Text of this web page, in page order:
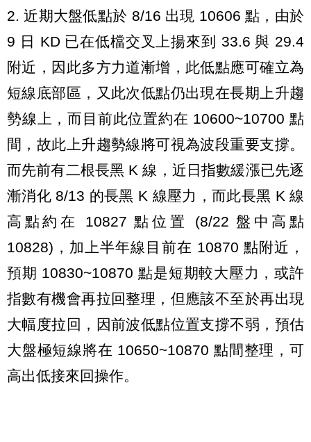
2. 近期大盤低點於 8/16 出現 10606 點，由於
9 日 KD 已在低檔交叉上揚來到 33.6 與 29.4
附近，因此多方力道漸增，此低點應可確立為
短線底部區，又此次低點仍出現在長期上升趨
勢線上，而目前此位置約在 10600~10700 點
間，故此上升趨勢線將可視為波段重要支撐。
而先前有二根長黑 K 線，近日指數緩漲已先逐
漸消化 8/13 的長黑 K 線壓力，而此長黑 K 線
高點約在 10827 點位置 (8/22 盤中高點
10828)，加上半年線目前在 10870 點附近，
預期 10830~10870 點是短期較大壓力，或許
指數有機會再拉回整理，但應該不至於再出現
大幅度拉回，因前波低點位置支撐不弱，預估
大盤極短線將在 10650~10870 點間整理，可
高出低接來回操作。